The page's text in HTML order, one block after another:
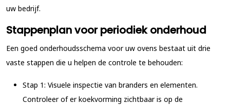
uw bedrijf.
Stappenplan voor periodiek onderhoud
Een goed onderhoudsschema voor uw ovens bestaat uit drie
vaste stappen die u helpen de controle te behouden:
Stap 1: Visuele inspectie van branders en elementen.
Controleer of er koekvorming zichtbaar is op de